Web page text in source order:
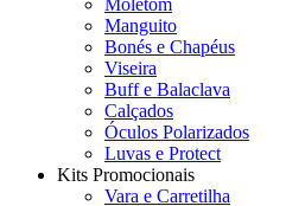
Moletom
Manguito
Bonés e Chapéus
Viseira
Buff e Balaclava
Calçados
Óculos Polarizados
Luvas e Protect
Kits Promocionais
Vara e Carretilha